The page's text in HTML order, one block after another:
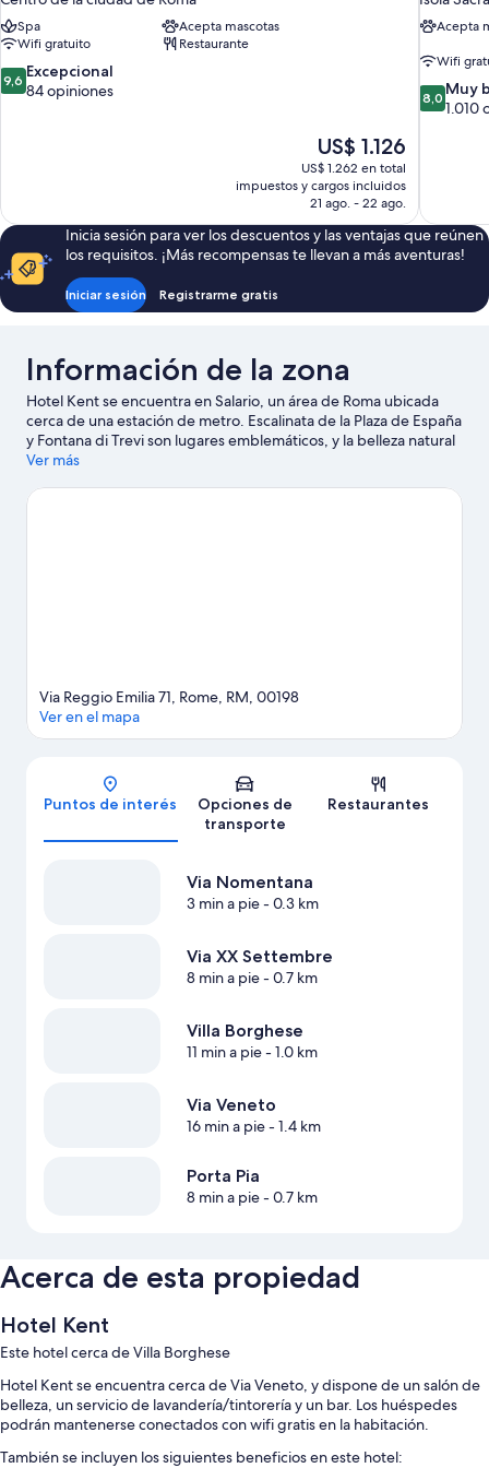
Spa
Acepta mascotas
Wifi gratuito
Restaurante
9.6
de
9,6 Excepcional
84 opiniones
El
precio
actual
es
de
US$ 1.126
US$ 1.126
US$ 1.262 en total
impuestos y cargos incluidos
21 ago. - 22 ago.
Acepta
Wifi
8.0
de
8,0 Muy
1.010
Inicia sesión para ver los descuentos y las ventajas que reúnen
los requisitos. ¡Más recompensas te llevan a más aventuras!
Iniciar sesión Registrarme gratis
Información de la zona
Hotel Kent se encuentra en Salario, un área de Roma ubicada
cerca de una estación de metro. Escalinata de la Plaza de España
y Fontana di Trevi son lugares emblemáticos, y la belleza natural
del área puede apreciarse en Villa Borghese y Sitio histórico
estás en la ciudad? Échale un vistazo a lo que sucede en Estadio
Ver más
Mapa
Via Reggio Emilia 71, Rome, RM, 00198
Ver en el mapa
Puntos de interés
Opciones de
transporte
Restaurantes
Via Nomentana
3 min a pie- 0.3 km
Via XX Settembre
8 min a pie- 0.7 km
Villa Borghese
11 min a pie- 1.0 km
Via Veneto
16 min a pie- 1.4 km
Porta Pia
8 min a pie- 0.7 km
Acerca de esta propiedad
Hotel Kent
Este hotel cerca de Villa Borghese
Hotel Kent se encuentra cerca de Via Veneto, y dispone de un salón de
belleza, un servicio de lavandería/tintorería y un bar. Los huéspedes
podrán mantenerse conectados con wifi gratis en la habitación.
También se incluyen los siguientes beneficios en este hotel: